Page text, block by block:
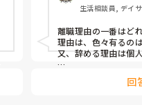
生活相談員, デイ
離職理由の一番はど
理由は、色々有るの
又、辞める理由は個
多分それを、総合的
のだと思いますが
回